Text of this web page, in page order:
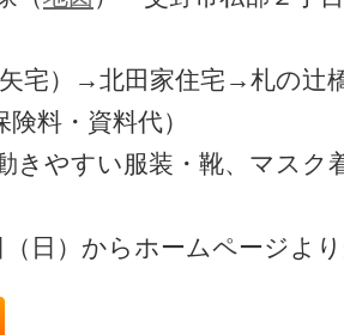
矢宅）→北田家住宅→札の
料・資料代）
やすい服装・靴、マスク着
日）からホームページよ